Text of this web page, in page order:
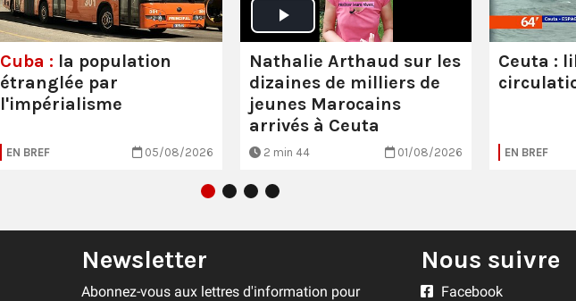
Cuba : la population
étranglée par
l'impérialisme
EN BREF 05/08/2026
Nathalie Arthaud sur les
dizaines de milliers de
jeunes Marocains
arrivés à Ceuta
2 min 44 01/08/2026
Ceuta :
EN BREF
Newsletter
Abonnez-vous aux lettres d'information pour
Nous suivre
Facebook